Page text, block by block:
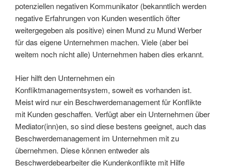
potenziellen negativen Kommunikator (bekanntlich werden
negative Erfahrungen von Kunden wesentlich öfter
weitergegeben als positive) einen Mund zu Mund Werber
für das eigene Unternehmen machen. Viele (aber bei
weitem noch nicht alle) Unternehmen haben dies erkannt.
Hier hilft den Unternehmen ein
Konfliktmanagementsystem, soweit es vorhanden ist.
Meist wird nur ein Beschwerdemanagement für Konflikte
mit Kunden geschaffen. Verfügt aber ein Unternehmen über
Mediator(inn)en, so sind diese bestens geeignet, auch das
Beschwerdemanagement im Unternehmen mit zu
übernehmen. Diese können entweder als
Beschwerdebearbeiter die Kundenkonflikte mit Hilfe